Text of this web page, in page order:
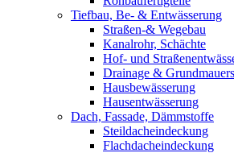
Tiefbau, Be- & Entwässerung
Straßen-& Wegebau
Kanalrohr, Schächte
Hof- und
Drainage &
Hausbewässerung
Hausentwässerung
Dach, Fassade, Dämmstoffe
Steildacheindeckung
Flachdacheindeckung